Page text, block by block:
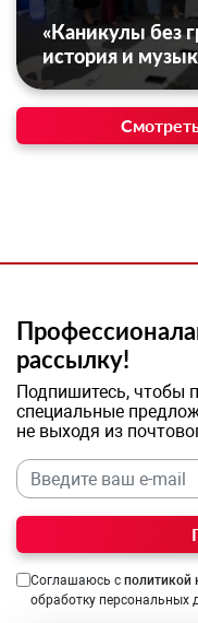
«Каникулы без
история и
рассылку!
Подпишитесь, чтобы
специальные
не выходя из
Соглашаюсь с политикой
обработку персональных